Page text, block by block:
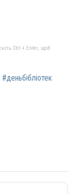
Ctrl + Enter, щоб
#деньбібліотек